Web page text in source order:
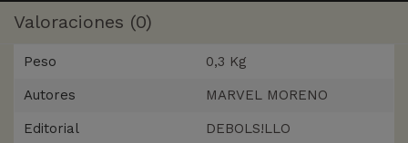
Valoraciones (0)
Peso 0,3 Kg
Autores MARVEL MORENO
Editorial DEBOLS!LLO